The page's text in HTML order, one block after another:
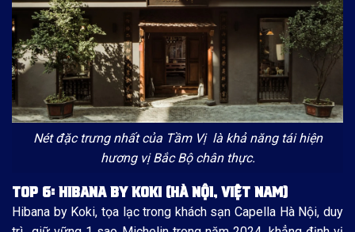
Nét đặc trưng nhất của Tầm Vị là khả năng tái hiện
hương vị Bắc Bộ chân thực.
TOP 6: HIBANA BY KOKI (HÀ NỘI, VIỆT NAM)
Hibana by Koki, tọa lạc trong khách sạn Capella Hà Nội, duy